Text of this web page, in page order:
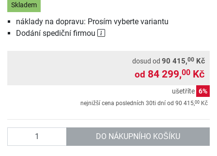
Skladem
náklady na dopravu: Prosím vyberte variantu
Dodání spediční firmou
dosud od 90 415,00 Kč
od 84 299,00 Kč
ušetříte 6%
nejnižší cena posledních 30ti dní od 90 415,00 Kč
DO NÁKUPNÍHO KOŠÍKU